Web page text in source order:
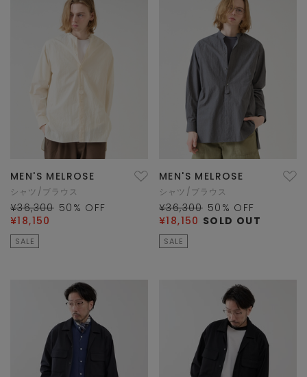
MEN'S MELROSE
シャツ/ブラウス
¥36,300 50 % OFF
¥18,150
SALE
MEN'S MELROSE
シャツ/ブラウス
¥36,300 50 % OFF
¥18,150 SOLD OUT
SALE